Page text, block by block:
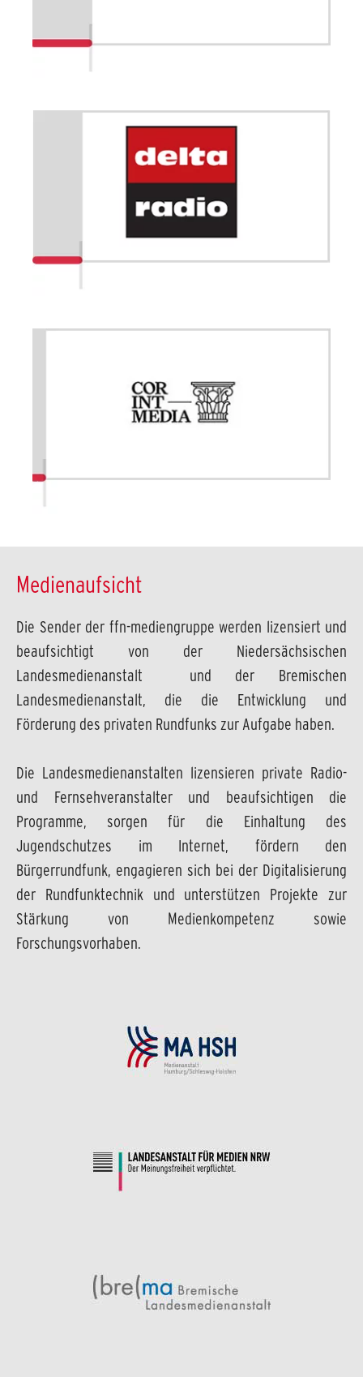
Medienaufsicht
Die Sender der ffn-mediengruppe werden lizensiert und
beaufsichtigt von der Niedersächsischen
Landesmedienanstalt und der Bremischen
Landesmedienanstalt, die die Entwicklung und
Förderung des privaten Rundfunks zur Aufgabe haben.
Die Landesmedienanstalten lizensieren private Radio-
und Fernsehveranstalter und beaufsichtigen die
Programme, sorgen für die Einhaltung des
Jugendschutzes im Internet, fördern den
Bürgerrundfunk, engagieren sich bei der Digitalisierung
der Rundfunktechnik und unterstützen Projekte zur
Stärkung von Medienkompetenz sowie
Forschungsvorhaben.